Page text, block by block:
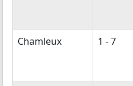
Chamleux 1 - 7